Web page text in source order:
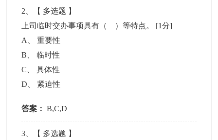
2 、【 多选题 】
上司临时交办事项具有（ ）等特点。 [1分]
A
、重要性
B
临时性
C 、具体性
D
紧迫性
答案： B,C,D
3 、【 多选题 】